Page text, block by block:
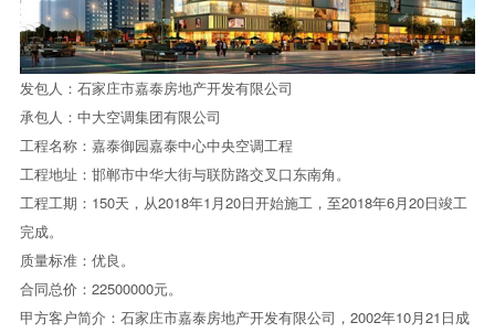
发包人：石家庄市嘉泰房地产开发有限公司
承包人： 中大空调集团有限公司
工程名称：嘉泰御园嘉泰中心中央空调工程
工程地址：邯郸市中华大街与联防路交叉口东南角。
工程工期：150天，从2018年1月20日开始施工，至2018年6月20日竣工
完成。
质量标准：优良。
合同总价：22500000元。
甲方客户简介：石家庄市嘉泰房地产开发有限公司，2002年10月21日成